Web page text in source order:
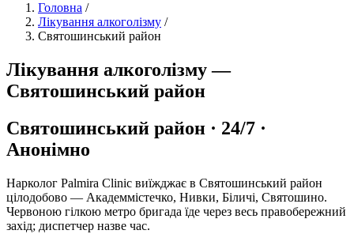
Головна /
Лікування алкоголізму /
Святошинський район
Лікування алкоголізму —
Святошинський район
Святошинський район · 24/7 ·
Анонімно
Нарколог Palmira Clinic виїжджає в Святошинський район
цілодобово — Академмістечко, Нивки, Біличі, Святошино.
Червоною гілкою метро бригада їде через весь правобережний
захід; диспетчер назве час.